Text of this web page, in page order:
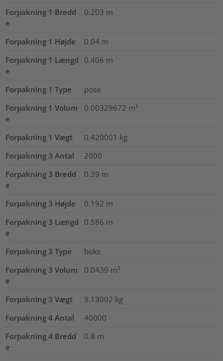
Forpakning 1 Bredd
e
0.203 m
Forpakning 1 Højde 0.04 m
Forpakning 1 Længd
e
0.406 m
Forpakning 1 Type
pose
Forpakning 1 Volum
e
0.00329672 m³
Forpakning 1 Vægt 0.420001 kg
Forpakning 3 Antal
2000
Forpakning 3 Bredd
e
0.39 m
Forpakning 3 Højde 0.192 m
Forpakning 3 Længd
e
0.586 m
Forpakning 3 Type
boks
Forpakning 3 Volum
e
0.0439 m³
Forpakning 3 Vægt 9.13002 kg
Forpakning 4 Antal
40000
Forpakning 4 Bredd
e
0.8 m